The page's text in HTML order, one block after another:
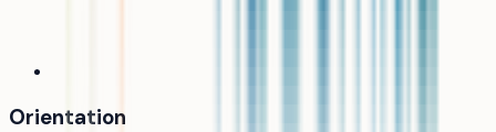
Orientation